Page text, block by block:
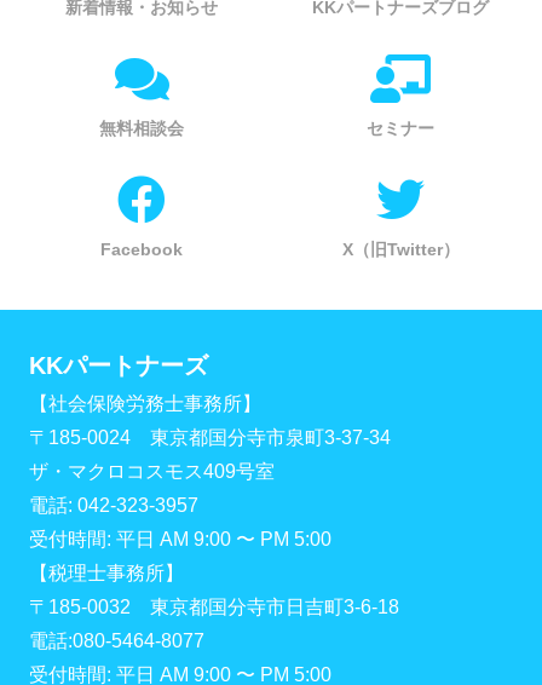
新着情報・お知らせ KKパートナーズブログ
無料相談会 セミナー
Facebook X（旧Twitter）
KKパートナーズ
【社会保険労務士事務所】
〒185-0024 東京都国分寺市泉町3-37-34
ザ・マクロコスモス409号室
電話: 042-323-3957
受付時間: 平日 AM 9:00 〜 PM 5:00
【税理士事務所】
〒185-0032 東京都国分寺市日吉町3-6-18
電話:080-5464-8077
受付時間: 平日 AM 9:00 〜 PM 5:00